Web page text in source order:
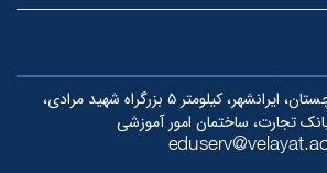
سیستان و بلوچستان، ایرانشهر، کیلومتر ۵ بزرگراه شهید مرادی،
تجارت، ساختمان امور آموزشی